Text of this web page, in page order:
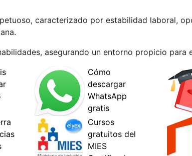
caracterizado por estabilidad laboral,
asegurando un entorno propicio para